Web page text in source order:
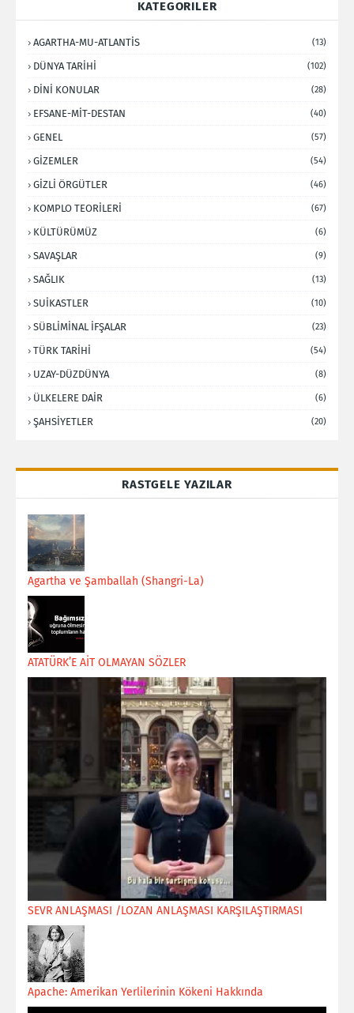
KATEGORILER
AGARTHA-MU-ATLANTİS (13)
DÜNYA TARİHİ (102)
DİNİ KONULAR (28)
EFSANE-MİT-DESTAN (40)
GENEL (57)
GİZEMLER (54)
GİZLİ ÖRGÜTLER (46)
KOMPLO TEORİLERİ (67)
KÜLTÜRÜMÜZ (6)
SAVAŞLAR (9)
SAĞLIK (13)
SUİKASTLER (10)
SÜBLİMİNAL İFŞALAR (23)
TÜRK TARİHİ (54)
UZAY-DÜZDÜNYA (8)
ÜLKELERE DAİR (6)
ŞAHSİYETLER (20)
RASTGELE YAZILAR
Agartha ve Şamballah (Shangri-La)
ATATÜRK’E AİT OLMAYAN SÖZLER
SEVR ANLAŞMASI /LOZAN ANLAŞMASI KARŞILAŞTIRMASI
Apache: Amerikan Yerlilerinin Kökeni Hakkında